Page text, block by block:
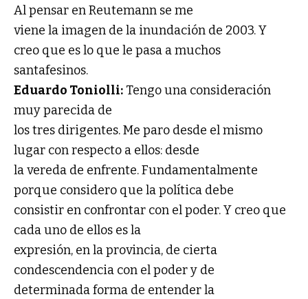
Al pensar en Reutemann se me
viene la imagen de la inundación de 2003. Y
creo que es lo que le pasa a muchos
santafesinos.
Eduardo Toniolli: Tengo una consideración
muy parecida de
los tres dirigentes. Me paro desde el mismo
lugar con respecto a ellos: desde
la vereda de enfrente. Fundamentalmente
porque considero que la política debe
consistir en confrontar con el poder. Y creo que
cada uno de ellos es la
expresión, en la provincia, de cierta
condescendencia con el poder y de
determinada forma de entender la